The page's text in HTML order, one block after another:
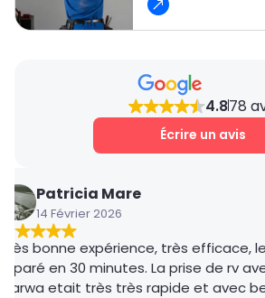
4.878
Écrire un avis
Patricia Mare
14 Février 2026
Très bonne expérience, très efficace,
réparé en 30 minutes. La prise de rv
Marwa etait très très rapide et avec